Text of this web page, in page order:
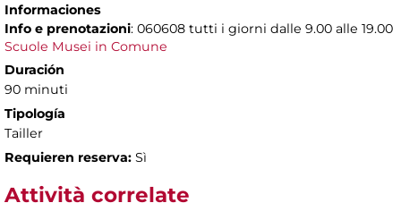
Informaciones
Info e prenotazioni: 060608 tutti i giorni dalle 9.00 alle 19.00
Scuole Musei in Comune
Duración
90 minuti
Tipología
Tailler
Requieren reserva: Sì
Attività correlate